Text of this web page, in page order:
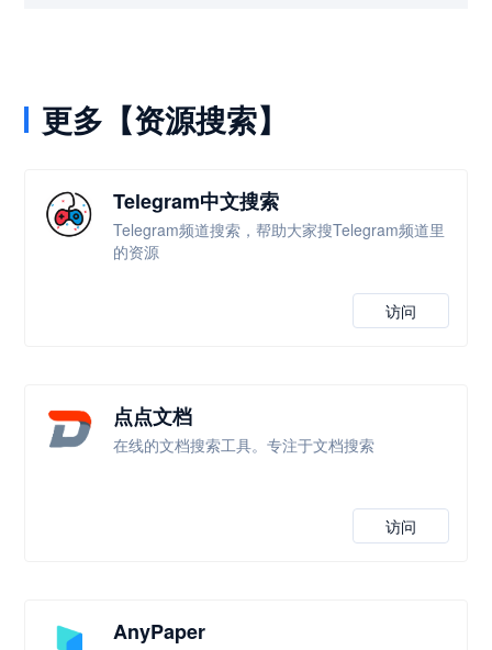
更多【资源搜索】
Telegram中文搜索
Telegram频道搜索，帮助大家搜Telegram频道里
的资源
访问
点点文档
在线的文档搜索工具。专注于文档搜索
访问
AnyPaper